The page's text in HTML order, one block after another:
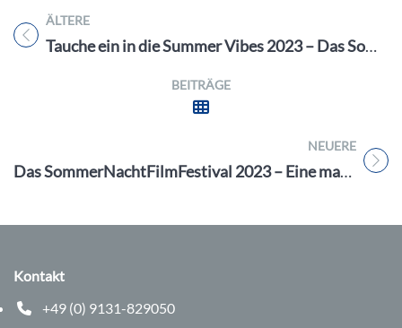
ÄLTERE
Titel für Beitrag
Tauche ein in die Summer Vibes 2023 – Das Sommerfest des Erlanger Sports am Fr. 7.7. 23 im Freibad West
BEITRÄGE
NEUERE
Titel für Beitrag
Das SommerNachtFilmFestival 2023 – Eine magische Filmreise erwartet Sie vom 2. – 26.8.23
Kontakt
+49 (0) 9131-829050
Telefonnummer: 0 9 1 3 1 8 2 9 0 5 0